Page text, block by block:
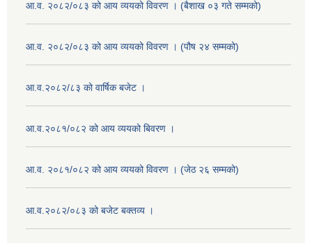
आ.व. २०८२/०८३ को आय व्ययको विवरण । (बैशाख ०३ गते सम्मको)
आ.व. २०८२/०८३ को आय व्ययको विवरण । (पौष २४ सम्मको)
आ.व.२०८२/८३ को वार्षिक बजेट ।
आ.व.२०८१/०८२ को आय व्ययको बिवरण ।
आ.व. २०८१/०८२ को आय व्ययको विवरण । (जेठ २६ सम्मको)
आ.व.२०८२/०८३ को बजेट बक्तव्य ।